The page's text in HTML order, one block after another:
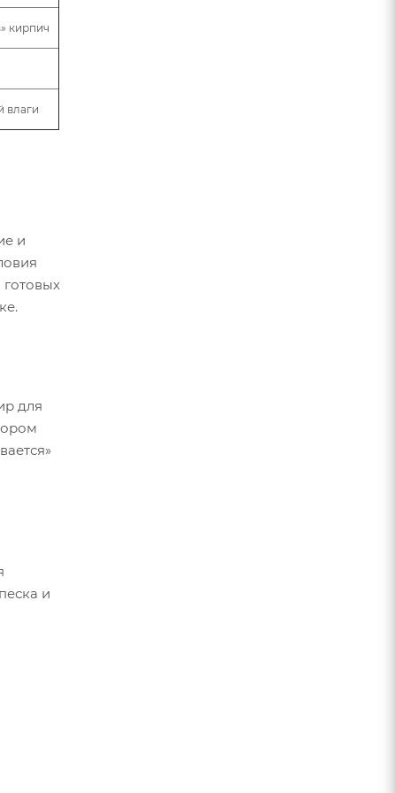
кирпич
влаги
и
для
и